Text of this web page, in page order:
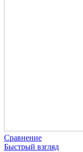
Сравнение
Быстрый взгляд